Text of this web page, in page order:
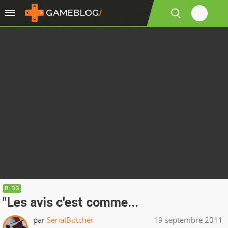
BLOG
"Les avis c'est comme...
par SerialButcher 19 septembre 2011